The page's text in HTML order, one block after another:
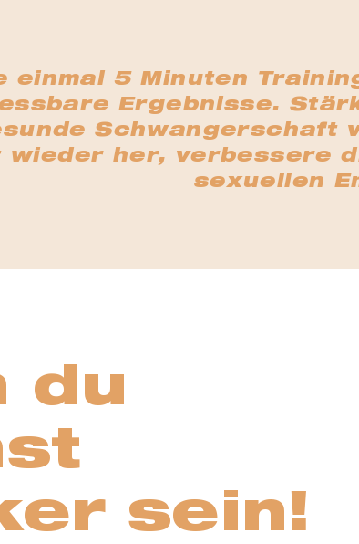
einmal 5 Minuten
Ergebnisse.
Schwangerschaft
wieder her, verbessere
sexuellen
du
sein!